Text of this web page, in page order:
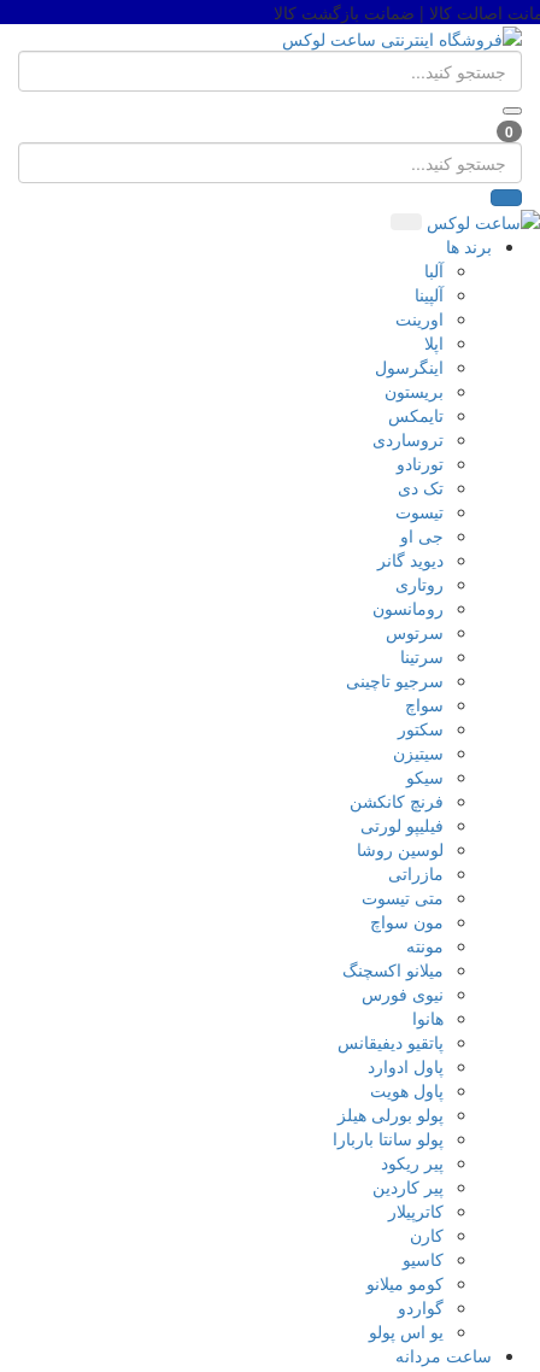
اصالت کالا | ضمانت بازگشت کالا
برند ها
آلبا
آلپینا
اورینت
اپلا
اینگرسول
بریستون
تایمکس
تروساردی
تورنادو
تک دی
تیسوت
جی او
دیوید گانر
روتاری
رومانسون
سرتوس
سرتینا
سرجیو تاچینی
سواچ
سکتور
سیتیزن
سیکو
فرنچ کانکشن
فیلیپو لورتی
لوسین روشا
مازراتی
متی تیسوت
مون سواچ
مونته
میلانو اکسچنگ
نیوی فورس
هانوا
پاتقیو دیفیقانس
پاول ادوارد
پاول هویت
پولو بورلی هیلز
پولو سانتا باربارا
پیر ریکود
پیر کاردین
کاترپیلار
کارن
کاسیو
کومو میلانو
گواردو
یو اس پولو
ساعت مردانه